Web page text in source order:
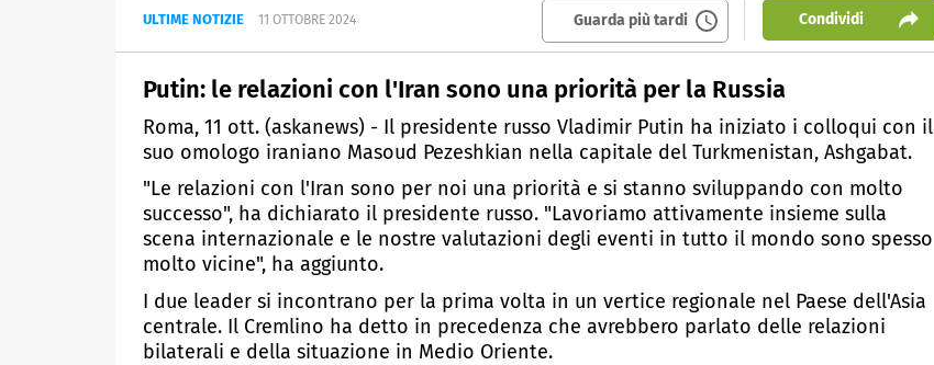
ULTIME NOTIZIE 11 OTTOBRE 2024 Guarda più tardi Condividi
Putin: le relazioni con l'Iran sono una priorità per la Russia
Roma, 11 ott. (askanews) - Il presidente russo Vladimir Putin ha iniziato i colloqui con il
suo omologo iraniano Masoud Pezeshkian nella capitale del Turkmenistan, Ashgabat.
"Le relazioni con l'Iran sono per noi una priorità e si stanno sviluppando con molto
successo", ha dichiarato il presidente russo. "Lavoriamo attivamente insieme sulla
scena internazionale e le nostre valutazioni degli eventi in tutto il mondo sono spesso
molto vicine", ha aggiunto.
I due leader si incontrano per la prima volta in un vertice regionale nel Paese dell'Asia
centrale. Il Cremlino ha detto in precedenza che avrebbero parlato delle relazioni
bilaterali e della situazione in Medio Oriente.